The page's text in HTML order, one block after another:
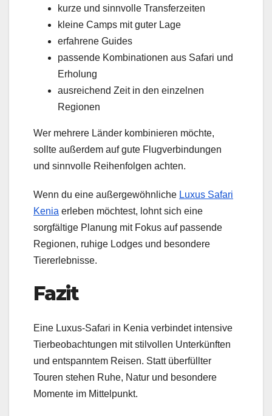
kurze und sinnvolle Transferzeiten
kleine Camps mit guter Lage
erfahrene Guides
passende Kombinationen aus Safari und
Erholung
ausreichend Zeit in den einzelnen
Regionen
Wer mehrere Länder kombinieren möchte,
sollte außerdem auf gute Flugverbindungen
und sinnvolle Reihenfolgen achten.
Wenn du eine außergewöhnliche Luxus Safari
Kenia erleben möchtest, lohnt sich eine
sorgfältige Planung mit Fokus auf passende
Regionen, ruhige Lodges und besondere
Tiererlebnisse.
Fazit
Eine Luxus-Safari in Kenia verbindet intensive
Tierbeobachtungen mit stilvollen Unterkünften
und entspanntem Reisen. Statt überfüllter
Touren stehen Ruhe, Natur und besondere
Momente im Mittelpunkt.